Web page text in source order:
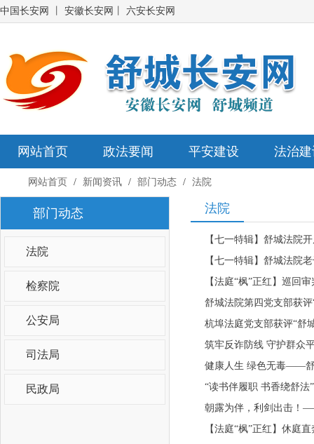
中国长安网 安徽长安网 六安长安网
网站首页 政法要闻 平安建设 法治
网站首页 / 新闻资讯 / 部门动态 / 法院
部门动态
法院
检察院
公安局
司法局
民政局
法院
【七一特辑】舒城法院
【七一特辑】舒城法院
【法庭“枫”正红】巡回
舒城法院第四党支部获
杭埠法庭党支部获评“舒
筑牢反诈防线 守护群众
健康人生 绿色无毒——舒
“读书伴履职 书香绕舒
朝露为伴，利剑出击！
【法庭“枫”正红】休庭